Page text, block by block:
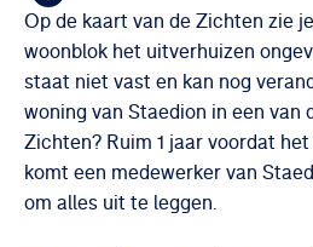
Op de kaart van de Zichten zie
woonblok het uitverhuizen
staat niet vast en kan nog
woning van Staedion in een van
Zichten? Ruim 1 jaar voordat
komt een medewerker van
om alles uit te leggen.